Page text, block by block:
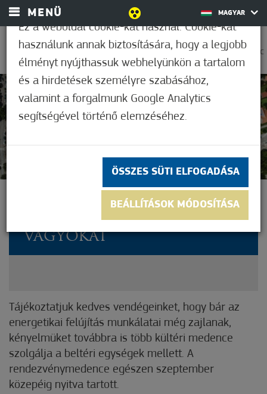
MENÜ MAGYAR
0
21,1°C
Nem értékelt
TOVÁBBRA IS VÁRJA A
GYÓGYFÜRDŐ A PIHENNI
VÁGYÓKAT
Tájékoztatjuk kedves vendégeinket, hogy bár az
energetikai felújítás munkálatai még zajlanak,
kényelmüket továbbra is több kültéri medence
szolgálja a beltéri egységek mellett. A
rendezvénymedence egészen szeptember
közepéig nyitva tartott.
Ez a weboldal cookie-kat használ. Cookie-kat
használunk annak biztosítására, hogy a legjobb
élményt nyújthassuk webhelyünkön a tartalom
és a hirdetések személyre szabásához,
valamint a forgalmunk Google Analytics
segítségével történő elemzéséhez.
ÖSSZES SÜTI ELFOGADÁSA
BEÁLLÍTÁSOK MÓDOSÍTÁSA